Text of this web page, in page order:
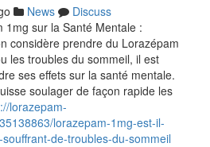
News
Discuss
1mg sur la Santé Mentale :
considère prendre du Lorazépam
les troubles du sommeil, il est
ses effets sur la santé mentale.
soulager de façon rapide les
lorazepam-
lorazepam-1mg-est-il-
de-troubles-du-sommeil